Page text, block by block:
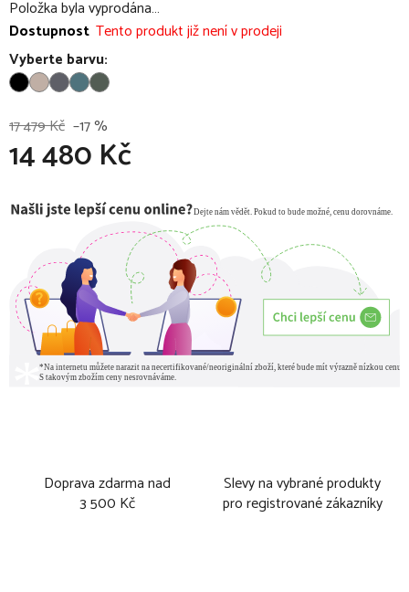
Položka byla vyprodána…
Dostupnost Tento produkt již není v prodeji
Vyberte barvu:
17 479 Kč –17 %
14 480 Kč
Doprava zdarma nad
3 500 Kč
Slevy na vybrané produkty
pro registrované zákazníky